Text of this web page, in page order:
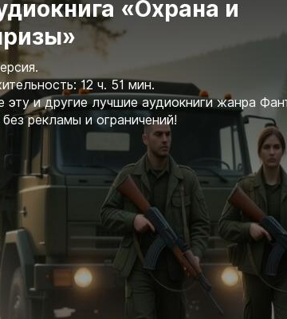
«Охрана и
12 ч. 51 мин.
эту и другие лучшие аудиокниги жанра
рекламы и ограничений!